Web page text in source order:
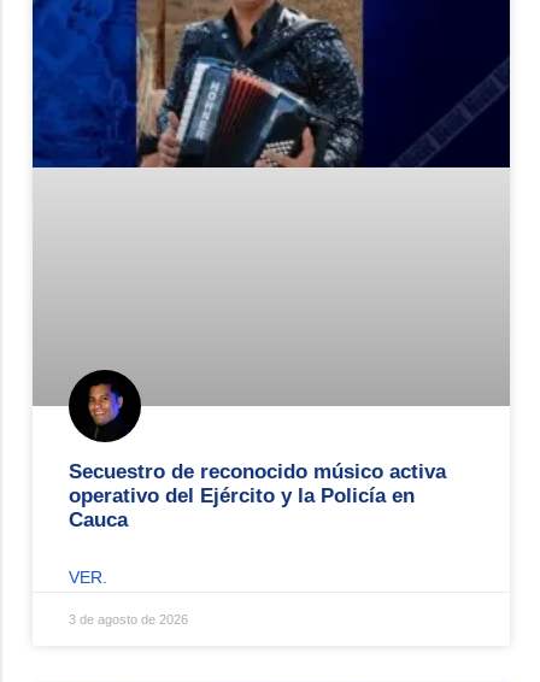
Secuestro de reconocido músico activa
operativo del Ejército y la Policía en
Cauca
VER.
3 de agosto de 2026